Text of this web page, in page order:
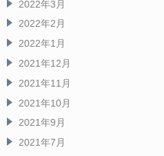
2022年3月
2022年2月
2022年1月
2021年12月
2021年11月
2021年10月
2021年9月
2021年7月